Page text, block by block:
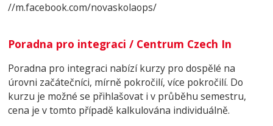
//m.facebook.com/novaskolaops/
Poradna pro integraci / Centrum Czech In
Poradna pro integraci nabízí kurzy pro dospělé na
úrovni začátečníci, mírně pokročilí, více pokročilí. Do
kurzu je možné se přihlašovat i v průběhu semestru,
cena je v tomto případě kalkulována individuálně.